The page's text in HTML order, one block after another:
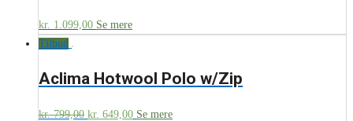
kr. 1.099,00 Se mere
Tilbud
Aclima Hotwool Polo w/Zip
kr.799,00 kr. 649,00 Se mere